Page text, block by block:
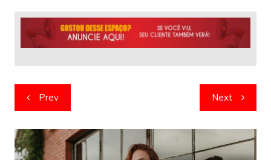
Navegação
de
artigos
Prev Next